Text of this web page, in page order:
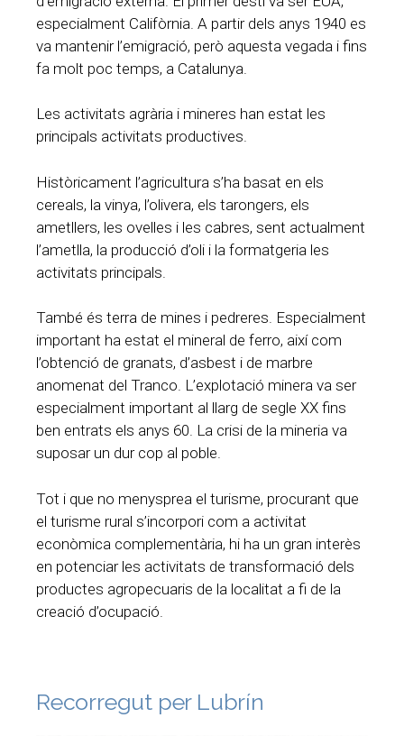
especialment Califòrnia. A partir dels anys 1940 es
va mantenir l’emigració, però aquesta vegada i fins
fa molt poc temps, a Catalunya.
Les activitats agrària i mineres han estat les
principals activitats productives.
Històricament l’agricultura s’ha basat en els
cereals, la vinya, l’olivera, els tarongers, els
ametllers, les ovelles i les cabres, sent actualment
l’ametlla, la producció d’oli i la formatgeria les
activitats principals.
També és terra de mines i pedreres. Especialment
important ha estat el mineral de ferro, així com
l’obtenció de granats, d’asbest i de marbre
anomenat del Tranco. L’explotació minera va ser
especialment important al llarg de segle XX fins
ben entrats els anys 60. La crisi de la mineria va
suposar un dur cop al poble.
Tot i que no menysprea el turisme, procurant que
el turisme rural s’incorpori com a activitat
econòmica complementària, hi ha un gran interès
en potenciar les activitats de transformació dels
productes agropecuaris de la localitat a fi de la
creació d’ocupació.
Recorregut per Lubrín